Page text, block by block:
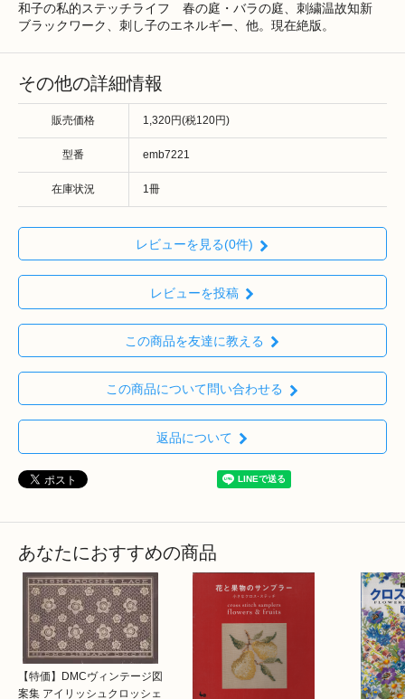
和子の私的ステッチライフ 春の庭・バラの庭、刺繍温故知新
ブラックワーク、刺し子のエネルギー、他。現在絶版。
その他の詳細情報
販売価格 1,320円(税120円)
型番 emb7221
在庫状況 1冊
レビューを見る(0件)
レビューを投稿
この商品を友達に教える
この商品について問い合わせる
返品について
あなたにおすすめの商品
【特価】DMCヴィンテージ図
案集 アイリッシュクロッシェ